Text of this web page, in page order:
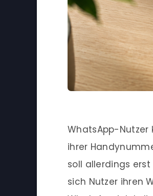
WhatsApp-
ihrer
soll allerdings
sich Nutzer ihren